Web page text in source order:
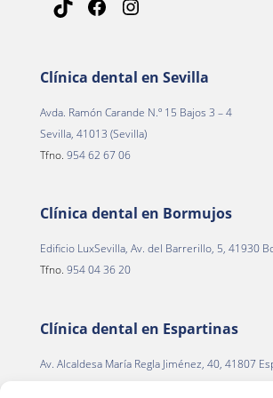
TikTok Facebook
Clínica dental en Sevilla
Avda. Ramón Carande N.º 15 Bajos 3 – 4
Sevilla, 41013 (Sevilla)
Tfno. 954 62 67 06
Clínica dental en Bormujos
Edificio LuxSevilla, Av. del Barrerillo, 5, 41930
Tfno. 954 04 36 20
Clínica dental en Espartinas
Av. Alcaldesa María Regla Jiménez, 40, 41807